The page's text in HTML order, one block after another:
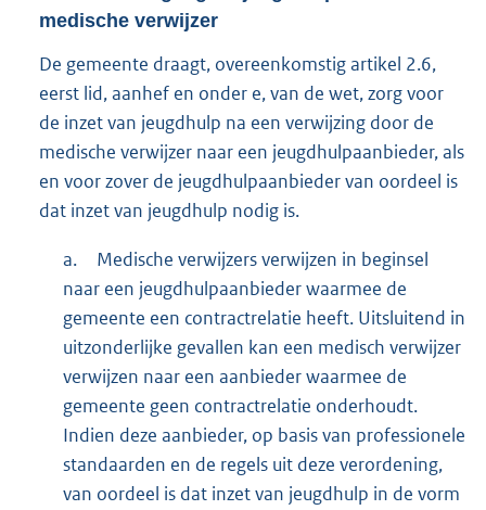
medische verwijzer
De gemeente draagt, overeenkomstig artikel 2.6,
eerst lid, aanhef en onder e, van de wet, zorg voor
de inzet van jeugdhulp na een verwijzing door de
medische verwijzer naar een jeugdhulpaanbieder, als
en voor zover de jeugdhulpaanbieder van oordeel is
dat inzet van jeugdhulp nodig is.
a.
Medische verwijzers verwijzen in beginsel
naar een jeugdhulpaanbieder waarmee de
gemeente een contractrelatie heeft. Uitsluitend in
uitzonderlijke gevallen kan een medisch verwijzer
verwijzen naar een aanbieder waarmee de
gemeente geen contractrelatie onderhoudt.
Indien deze aanbieder, op basis van professionele
standaarden en de regels uit deze verordening,
van oordeel is dat inzet van jeugdhulp in de vorm